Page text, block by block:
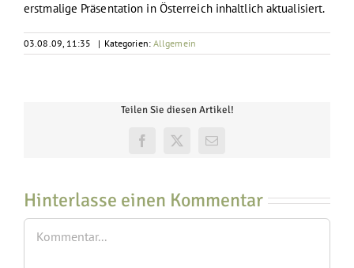
erstmalige Präsentation in Österreich inhaltlich aktualisiert.
03.08.09, 11:35 | Kategorien: Allgemein
Teilen Sie diesen Artikel!
Facebook
X
E-
Hinterlasse einen Kommentar
Kommentar